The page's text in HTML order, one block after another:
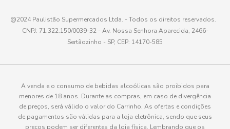
E-mail
@2024 Paulistão Supermercados Ltda. - Todos os direitos reservados.
CNPJ: 71.322.150/0039-32 - Av. Nossa Senhora Aparecida, 2466-
Sertãozinho - SP, CEP: 14170-585
A venda e o consumo de bebidas alcoólicas são proibidos para
menores de 18 anos. Durante as compras, em caso de divergência
de preços, será válido o valor do Carrinho. As ofertas e condições
de pagamentos são válidas para a loja eletrônica, sendo que seus
preços podem ser diferentes da loja física. Lembrando que os